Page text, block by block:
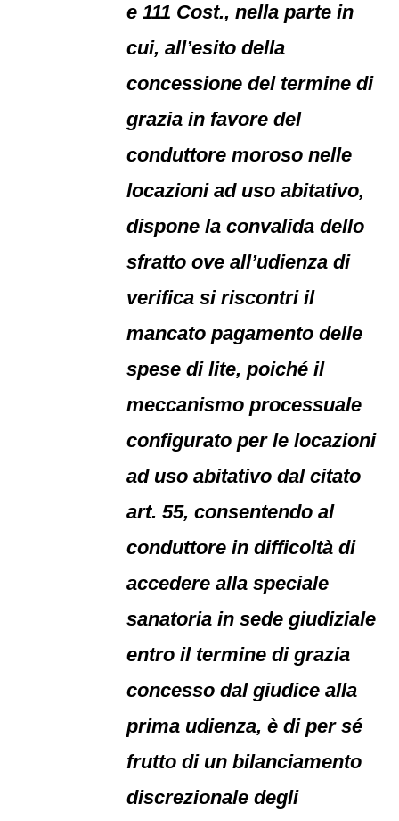
e 111 Cost., nella parte in
cui, all’esito della
concessione del termine di
grazia in favore del
conduttore moroso nelle
locazioni ad uso abitativo,
dispone la convalida dello
sfratto ove all’udienza di
verifica si riscontri il
mancato pagamento delle
spese di lite, poiché il
meccanismo processuale
configurato per le locazioni
ad uso abitativo dal citato
art. 55, consentendo al
conduttore in difficoltà di
accedere alla speciale
sanatoria in sede giudiziale
entro il termine di grazia
concesso dal giudice alla
prima udienza, è di per sé
frutto di un bilanciamento
discrezionale degli